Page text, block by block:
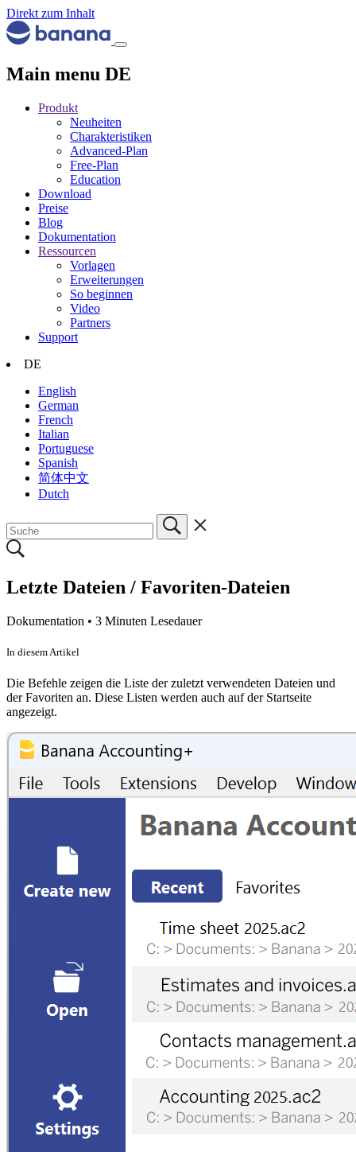
Direkt zum Inhalt
Main menu DE
Produkt
Neuheiten
Charakteristiken
Advanced-Plan
Free-Plan
Education
Download
Preise
Blog
Dokumentation
Ressourcen
Vorlagen
Erweiterungen
So beginnen
Video
Partners
Support
DE
English
German
French
Italian
Portuguese
Spanish
简体中文
Dutch
Letzte Dateien / Favoriten-Dateien
Dokumentation • 3 Minuten Lesedauer
In diesem Artikel
Die Befehle zeigen die Liste der zuletzt verwendeten Dateien und
der Favoriten an. Diese Listen werden auch auf der Startseite
angezeigt.